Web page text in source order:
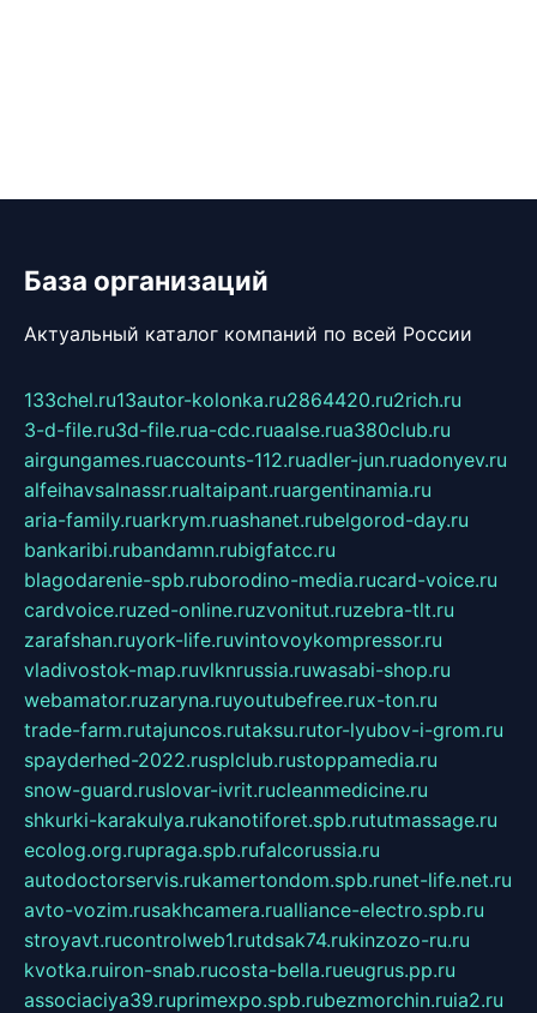
База организаций
Актуальный каталог компаний по всей России
133chel.ru13autor-kolonka.ru2864420.ru2rich.ru
3-d-file.ru3d-file.rua-cdc.ruaalse.rua380club.ru
airgungames.ruaccounts-112.ruadler-jun.ruadonyev.ru
alfeihavsalnassr.rualtaipant.ruargentinamia.ru
aria-family.ruarkrym.ruashanet.rubelgorod-day.ru
bankaribi.rubandamn.rubigfatcc.ru
blagodarenie-spb.ruborodino-media.rucard-voice.ru
cardvoice.ruzed-online.ruzvonitut.ruzebra-tlt.ru
zarafshan.ruyork-life.ruvintovoykompressor.ru
vladivostok-map.ruvlknrussia.ruwasabi-shop.ru
webamator.ruzaryna.ruyoutubefree.rux-ton.ru
trade-farm.rutajuncos.rutaksu.rutor-lyubov-i-grom.ru
spayderhed-2022.rusplclub.rustoppamedia.ru
snow-guard.ruslovar-ivrit.rucleanmedicine.ru
shkurki-karakulya.rukanotiforet.spb.rututmassage.ru
ecolog.org.rupraga.spb.rufalcorussia.ru
autodoctorservis.rukamertondom.spb.runet-life.net.ru
avto-vozim.rusakhcamera.rualliance-electro.spb.ru
stroyavt.rucontrolweb1.rutdsak74.rukinzozo-ru.ru
kvotka.ruiron-snab.rucosta-bella.rueugrus.pp.ru
associaciya39.ruprimexpo.spb.rubezmorchin.ruia2.ru